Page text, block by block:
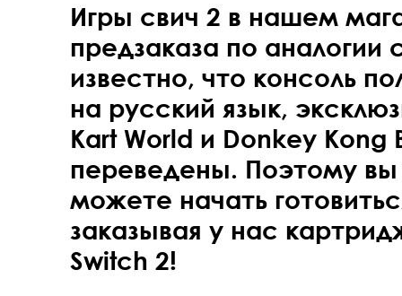
Игры свич 2 в нашем
предзаказа по аналогии
известно, что консоль
на русский язык,
Kart World и Donkey
переведены. Поэтому
можете начать
заказывая у нас
Switch 2!